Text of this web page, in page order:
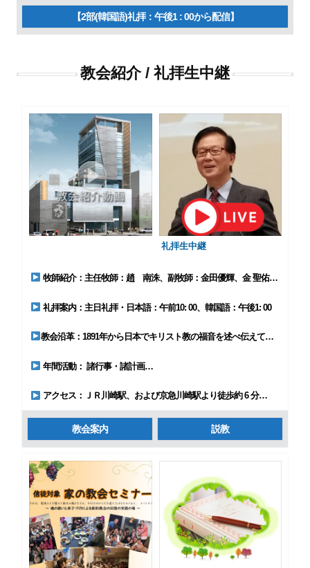
【2部(韓国語)礼拝：午後1 : 00から配信】
教会紹介 / 礼拝生中継
礼拝生中継
牧師紹介：主任牧師：趙 南洙、副牧師：金田優輝、金 聖佑、協力教師：藤島マサオ
礼拝案内：主日礼拝・日本語：午前10: 00、韓国語：午後1: 00
教会沿革：1891年から日本でキリスト教の福音を述べ伝えてきた日本同盟基督教団に属している …
年間活動： 諸行事・諸計画…
アクセス：ＪＲ川崎駅、および京急川崎駅より徒歩約 6 分…
教会案内 説教